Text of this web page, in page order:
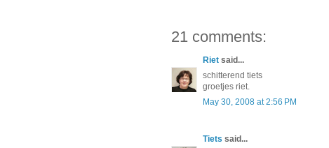
21 comments:
Riet said...
schitterend tiets
groetjes riet.
May 30, 2008 at 2:56 PM
Tiets said...